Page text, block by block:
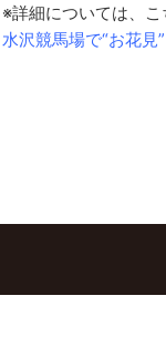
※詳細については、
水沢競馬場で“お花